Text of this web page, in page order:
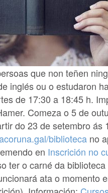
que non teñen
inglés ou o estudaron
de 17:30 a 18:45 h.
Comeza o 5 de
do 23 de setembro ás
biblioteca no
en Inscrición no
ter o carné da
ata o momento